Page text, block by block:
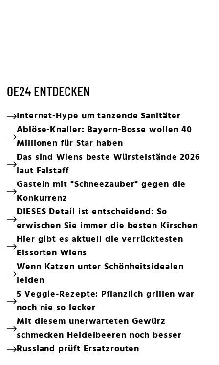
OE24 ENTDECKEN
Internet-Hype um tanzende Sanitäter
Ablöse-Knaller: Bayern-Bosse wollen 40
Millionen für Star haben
Das sind Wiens beste Würstelstände 2026
laut Falstaff
Gastein mit "Schneezauber" gegen die
Konkurrenz
DIESES Detail ist entscheidend: So
erwischen Sie immer die besten Kirschen
Hier gibt es aktuell die verrücktesten
Eissorten Wiens
Wenn Katzen unter Schönheitsidealen
leiden
5 Veggie-Rezepte: Pflanzlich grillen war
noch nie so lecker
Mit diesem unerwarteten Gewürz
schmecken Heidelbeeren noch besser
Russland prüft Ersatzrouten